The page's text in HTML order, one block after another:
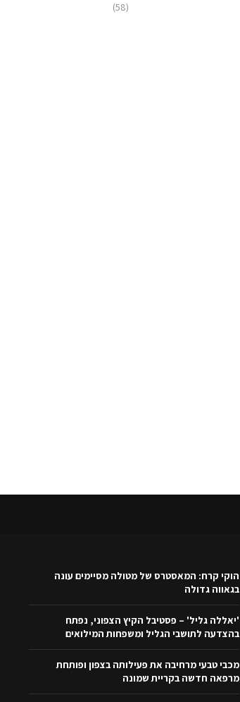
(58)
הוקי קרח: המאסטרס של מטולה מסיימים עונה
בגאווה גדולה
'יאללה גליל' – פסטיבל הקיץ הצפוני, נפתח
בהצדעה לתושבי הגליל ומשפחות המילואים
מכבי טבעי מרחיבה את פעילותה בצפון ופותחת
מרפאה חדשה בקריית שמונה